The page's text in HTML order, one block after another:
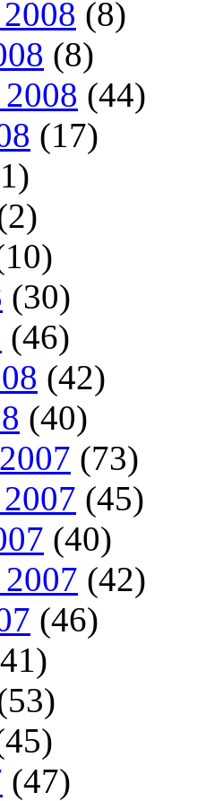
(8)
(8)
(44)
(17)
(30)
(46)
(42)
(40)
(73)
(45)
(40)
2007 (42)
(46)
(47)